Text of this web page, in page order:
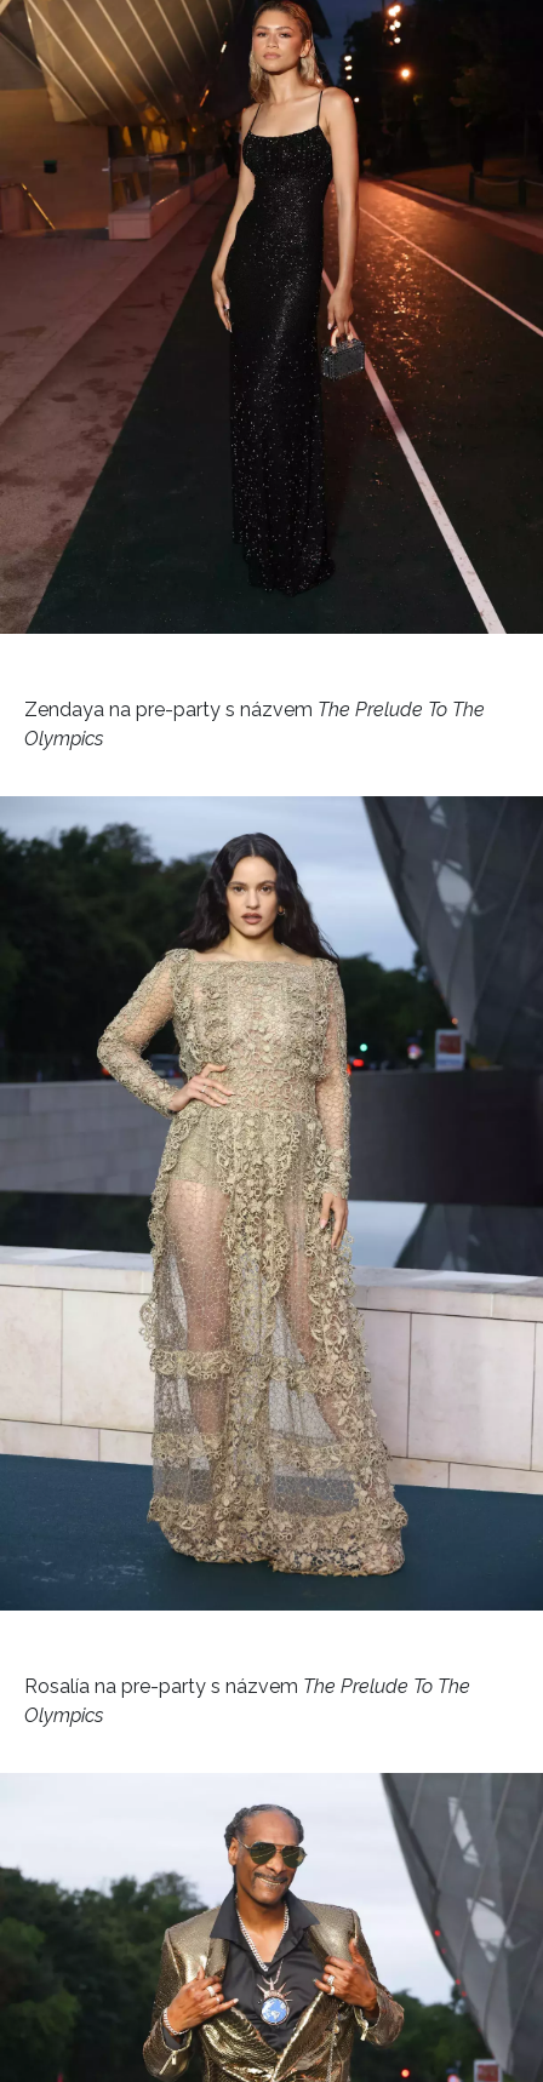
Zendaya na pre-party s názvem The Prelude To The
Olympics
Rosalía na pre-party s názvem The Prelude To The
Olympics